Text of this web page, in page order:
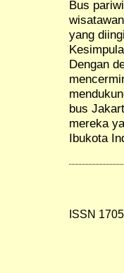
Bus
yang
Dengan
bus
mereka
Ibukota
ISSN